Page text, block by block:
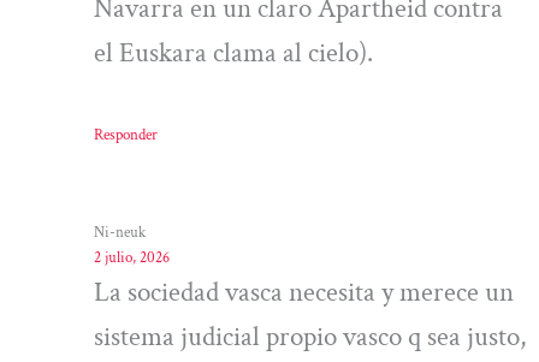
Navarra en un claro Apartheid contra
el Euskara clama al cielo).
Responder
Ni-neuk
2 julio, 2026
La sociedad vasca necesita y merece un
sistema judicial propio vasco q sea justo,